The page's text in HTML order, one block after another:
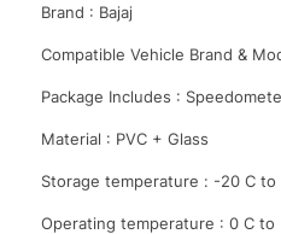
Brand : Bajaj
Compatible Vehicle Brand &
Package Includes :
Material : PVC + Glass
Storage temperature : -20 C to
Operating temperature : 0 C to